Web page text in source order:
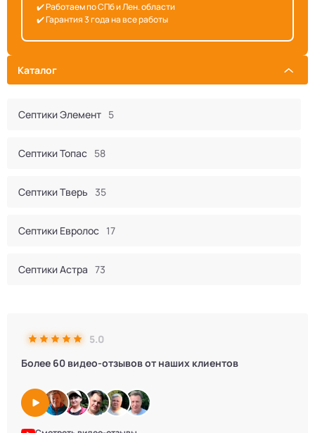
Каталог
Септики Элемент 5
Септики Топас 58
Септики Тверь 35
Септики Евролос 17
Септики Астра 73
Септики КИТ 44
Септики Итал
5.0
Более 60 видео-отзывов от наших клиентов
✔️ Работаем по СПб и Лен. области
✔️ Гарантия 3 года на все работы